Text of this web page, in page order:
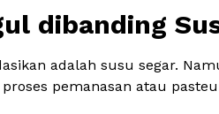
dibanding
adalah susu segar.
pemanasan atau